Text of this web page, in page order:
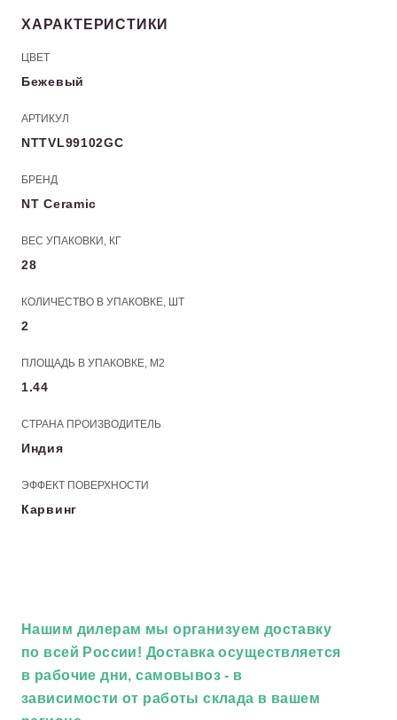
ХАРАКТЕРИСТИКИ
ЦВЕТ
Бежевый
АРТИКУЛ
NTTVL99102GC
БРЕНД
NT Ceramic
ВЕС УПАКОВКИ, КГ
28
КОЛИЧЕСТВО В УПАКОВКЕ, ШТ
2
ПЛОЩАДЬ В УПАКОВКЕ, М2
1.44
СТРАНА ПРОИЗВОДИТЕЛЬ
Индия
ЭФФЕКТ ПОВЕРХНОСТИ
Карвинг
Нашим дилерам мы организуем доставку
по всей России! Доставка осуществляется
в рабочие дни, самовывоз - в
зависимости от работы склада в вашем